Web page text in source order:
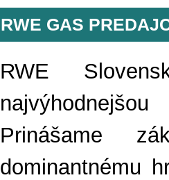
RWE GAS
RWE
Prinášame
dominantnému